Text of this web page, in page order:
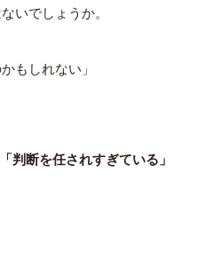
いでしょうか。
もしれない」
判断を任されすぎている」